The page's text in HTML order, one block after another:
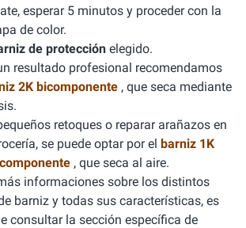
esperar 5 minutos y proceder con la
de color.
de protección elegido.
resultado profesional recomendamos
2K bicomponente , que seca mediante
retoques o reparar arañazos en
se puede optar por el barniz 1K
, que seca al aire.
informaciones sobre los distintos
barniz y todas sus características, es
consultar la sección específica de